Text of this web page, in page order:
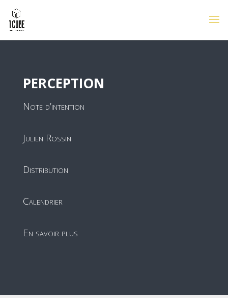
PERCEPTION
Note d’intention
Julien Rossin
Distribution
Calendrier
En savoir plus